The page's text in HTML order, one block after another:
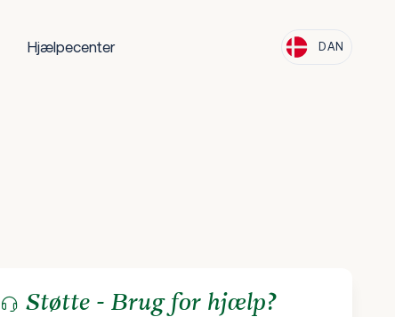
Hjælpecenter DAN
Støtte - Brug for hjælp?